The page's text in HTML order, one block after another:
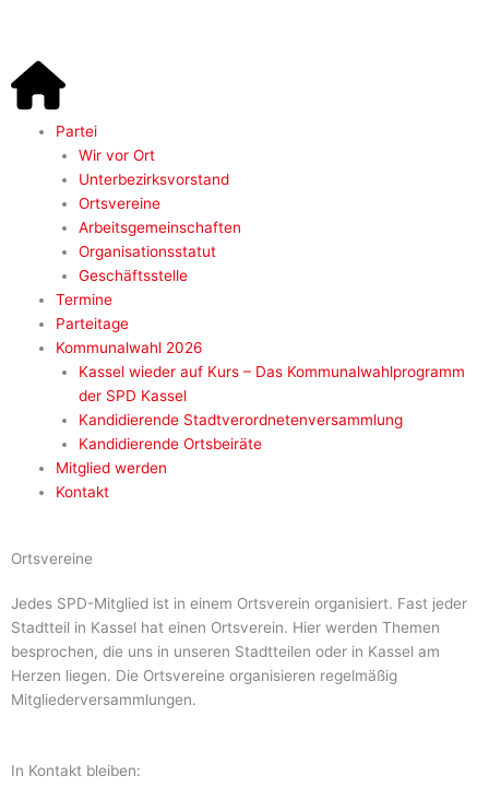
springen
Main
Partei
Wir vor Ort
Unterbezirksvorstand
Ortsvereine
Arbeitsgemeinschaften
Organisationsstatut
Geschäftsstelle
Termine
Parteitage
Kommunalwahl 2026
Kassel wieder auf Kurs – Das Kommunalwahlprogramm
der SPD Kassel
Kandidierende Stadtverordnetenversammlung
Kandidierende Ortsbeiräte
Mitglied werden
Kontakt
Ortsvereine
Jedes SPD-Mitglied ist in einem Ortsverein organisiert. Fast jeder
Stadtteil in Kassel hat einen Ortsverein. Hier werden Themen
besprochen, die uns in unseren Stadtteilen oder in Kassel am
Herzen liegen. Die Ortsvereine organisieren regelmäßig
Mitgliederversammlungen.
In Kontakt bleiben: